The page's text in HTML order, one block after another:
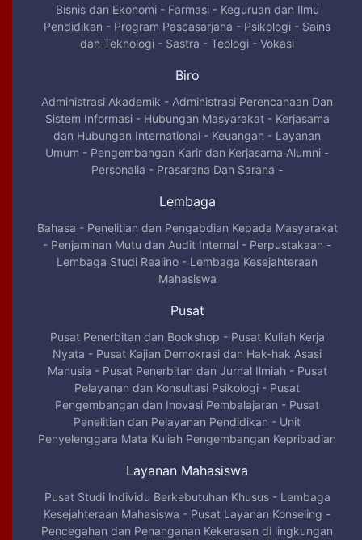
Bisnis dan Ekonomi- Farmasi- Keguruan dan Ilmu
Pendidikan - Program Pascasarjana - Psikologi - Sains
dan Teknologi - Sastra - Teologi - Vokasi
Biro
Administrasi Akademik - Administrasi Perencanaan Dan
Sistem Informasi- Hubungan Masyarakat- Kerjasama
dan Hubungan International - Keuangan - Layanan
Umum - Pengembangan Karir dan Kerjasama Alumni -
Personalia - Prasarana Dan Sarana -
Lembaga
Bahasa - Penelitian dan Pengabdian Kepada Masyarakat
- Penjaminan Mutu dan Audit Internal - Perpustakaan -
Lembaga Studi Realino - Lembaga Kesejahteraan
Mahasiswa
Pusat
Pusat Penerbitan dan Bookshop - Pusat Kuliah Kerja
Nyata - Pusat Kajian Demokrasi dan Hak-hak Asasi
Manusia - Pusat Penerbitan dan Jurnal Ilmiah - Pusat
Pelayanan dan Konsultasi Psikologi - Pusat
Pengembangan dan Inovasi Pembalajaran - Pusat
Penelitian dan Pelayanan Pendidikan - Unit
Penyelenggara Mata Kuliah Pengembangan Kepribadian
Layanan Mahasiswa
Pusat Studi Individu Berkebutuhan Khusus- Lembaga
Kesejahteraan Mahasiswa - Pusat Layanan Konseling -
Pencegahan dan Penanganan Kekerasan di lingkungan